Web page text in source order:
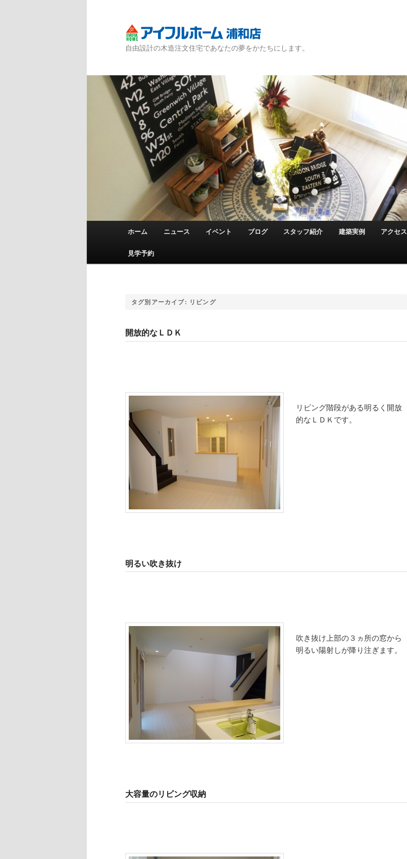
自由設計の木造注文住宅であなたの夢をかたちにします。
メインコンテンツへ移動
サブコンテンツへ移動
ホーム ニュース イベント ブログ スタッフ紹介 建築実例 アクセス
見学予約
タグ別アーカイブ: リビング
開放的なＬＤＫ
リビング階段がある明るく開放
的なＬＤＫです。
明るい吹き抜け
吹き抜け上部の３ヵ所の窓から
明るい陽射しが降り注ぎます。
大容量のリビング収納